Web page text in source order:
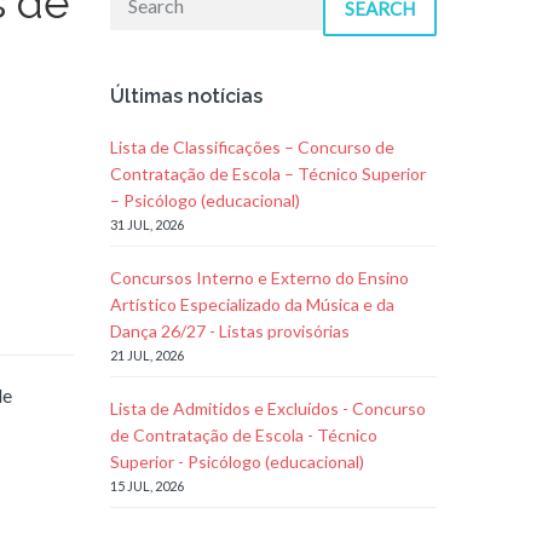
SEARCH
Últimas notícias
Lista de Classificações – Concurso de
Contratação de Escola – Técnico Superior
– Psicólogo (educacional)
31 JUL, 2026
Concursos Interno e Externo do Ensino
Artístico Especializado da Música e da
Dança 26/27 - Listas provisórias
21 JUL, 2026
Lista de Admitidos e Excluídos - Concurso
de Contratação de Escola - Técnico
Superior - Psicólogo (educacional)
15 JUL, 2026